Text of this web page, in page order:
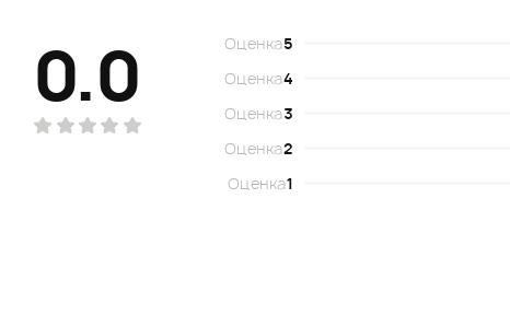
0.0 Оценка5
Оценка4
Оценка3
Оценка2
Оценка1